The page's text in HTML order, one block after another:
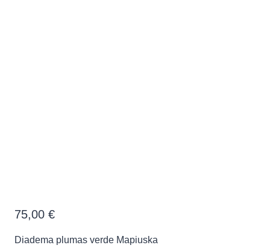
75,00 €
Diadema plumas verde Mapiuska